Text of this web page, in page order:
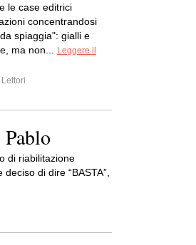
le case editrici
concentrandosi
spiaggia": gialli e
ma non...
Leggere il
di riabilitazione
di dire “BASTA”,